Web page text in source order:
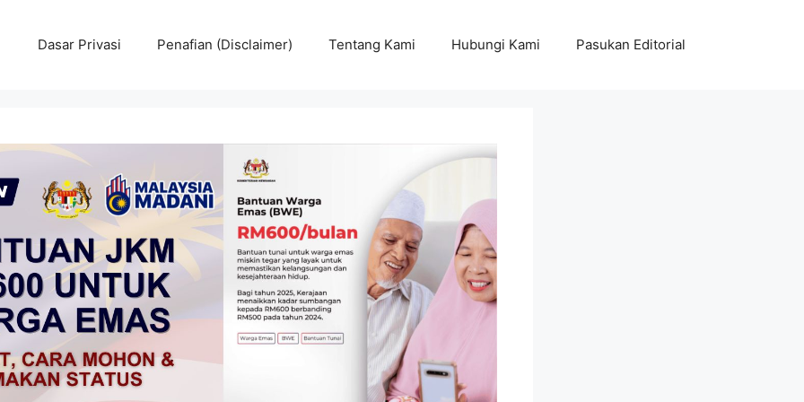
Dasar Privasi Penafian (Disclaimer) Tentang Kami Hubungi Kami Pasukan Editorial